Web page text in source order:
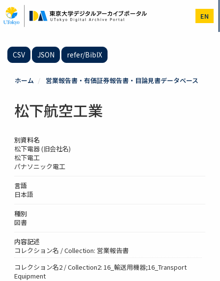
イ
ン
EN
CSV JSON refer/BibIX
ホーム 営業報告書・有価証券報告書・目論見書データベース
松下航空工業
別資料名
松下電器 (旧会社名)
松下電工
パナソニック電工
言語
日本語
種別
図書
内容記述
コレクション名 / Collection: 営業報告書
コレクション名2 / Collection2: 16_輸送用機器;16_Transport
Equipment